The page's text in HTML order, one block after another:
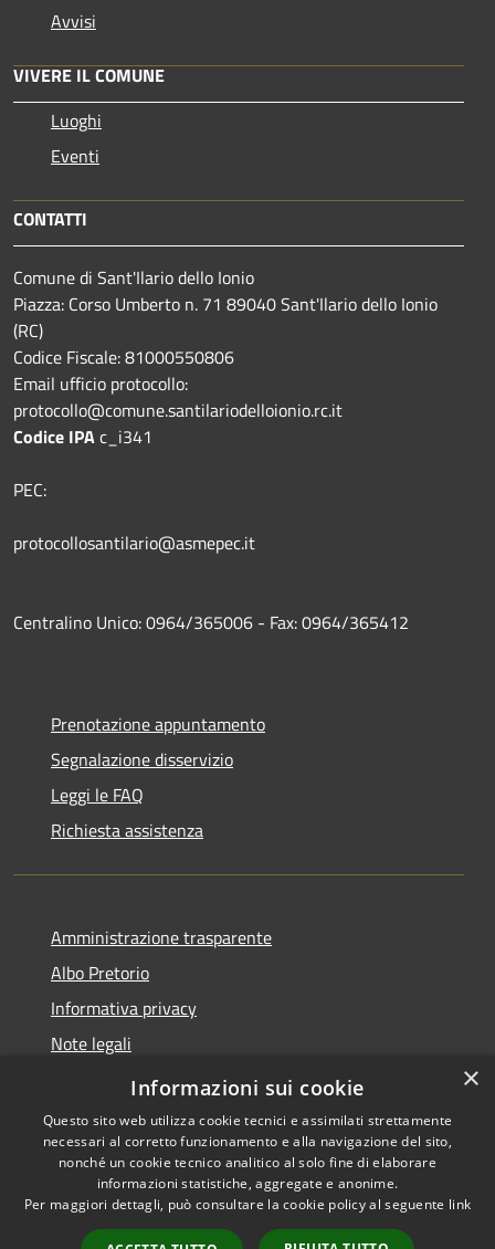
Avvisi
VIVERE IL COMUNE
Luoghi
Eventi
CONTATTI
Comune di Sant'Ilario dello Ionio
Piazza: Corso Umberto n. 71 89040 Sant'Ilario dello Ionio
(RC)
Codice Fiscale: 81000550806
Email ufficio protocollo:
protocollo@comune.santilariodelloionio.rc.it
Codice IPAc_i341
PEC:
protocollosantilario@asmepec.it
Centralino Unico: 0964/365006 - Fax: 0964/365412
Prenotazione appuntamento
Segnalazione disservizio
Leggi le FAQ
Richiesta assistenza
Amministrazione trasparente
Albo Pretorio
Informativa privacy
Note legali
Dichiarazione di accessibilità
Accessibilità
Copyright © 2026 • Comune di
Sant'Ilario dello Ionio •
Powered byMunicipium
×
Informazioni sui cookie
Questo sito web utilizza cookie tecnici e assimilati strettamente
necessari al corretto funzionamento e alla navigazione del sito,
nonché un cookie tecnico analitico al solo fine di elaborare
informazioni statistiche, aggregate e anonime.
Per maggiori dettagli, può consultare la cookie policy al seguente link